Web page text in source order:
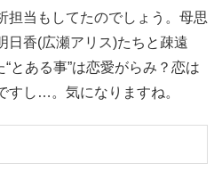
担当もしてたのでしょう。母思
日香(広瀬アリス)たちと疎遠
ある事”は恋愛がらみ？恋は
すし…。気になりますね。